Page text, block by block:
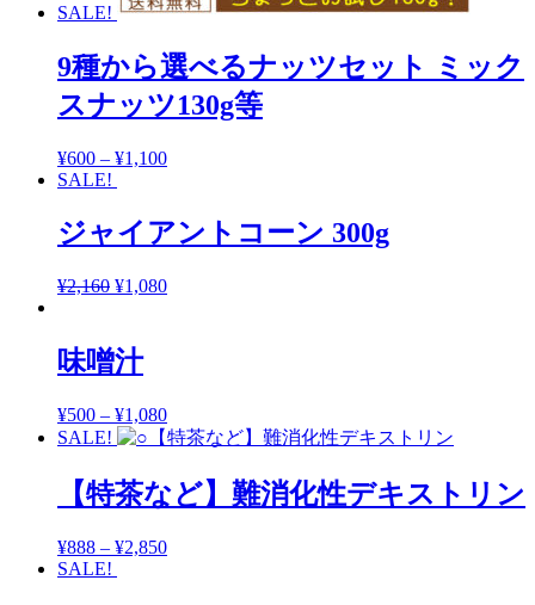
SALE!
9種から選べるナッツセット ミック
スナッツ130g等
¥600 – ¥1,100
SALE!
ジャイアントコーン 300g
¥2,160 ¥1,080
味噌汁
¥500 – ¥1,080
SALE!
【特茶など】難消化性デキストリン
¥888 – ¥2,850
SALE!